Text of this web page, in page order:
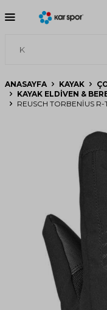
ANASAYFA KAYAK
KAYAK ELDIVEN &
REUSCH TORBENIUS